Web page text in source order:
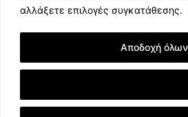
αλλάξετε επιλογές συγκατάθεσης.
Αποδοχή όλων
ΔΙΑΓΩΝΙΣΜΟΙ
STOA CULTURA
ΣΥΝΕΝΤΕΥΞΕΙΣ